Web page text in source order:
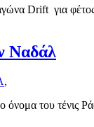
Drift για
Ναδάλ
,
όνομα του